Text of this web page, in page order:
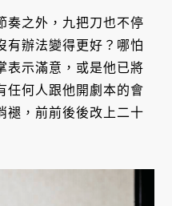
奏之外，九把刀也不停
有辦法變得更好？哪怕
表示滿意，或是他已將
任何人跟他開劇本的會
褪，前前後後改上二十